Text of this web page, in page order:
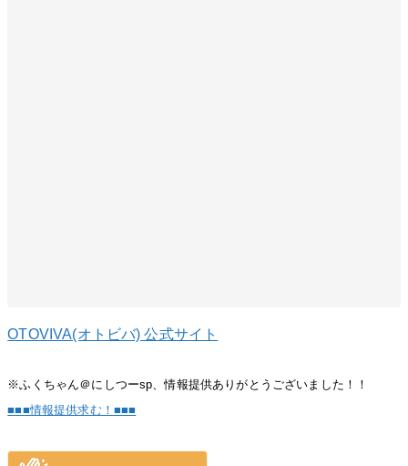
OTOVIVA(オトビバ) 公式サイト
※ふくちゃん＠にしつーsp、情報提供ありがとうございました！！
■■■情報提供求む！■■■